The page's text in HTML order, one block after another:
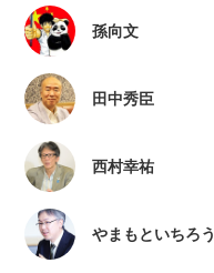
孫向文
田中秀臣
西村幸祐
やまもといちろう